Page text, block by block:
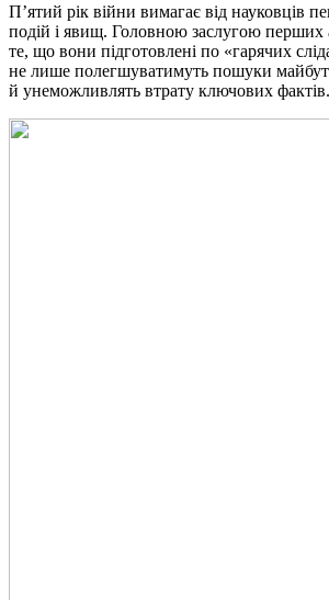
П’ятий рік війни вимагає від науковців
подій і явищ. Головною заслугою перших
те, що вони підготовлені по «гарячих
не лише полегшуватимуть пошуки
й унеможливлять втрату ключових фактів.